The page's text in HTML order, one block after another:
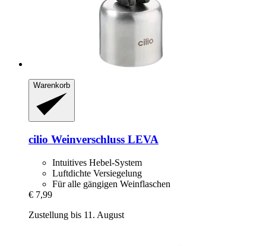
Warenkorb
cilio Weinverschluss LEVA
Intuitives Hebel-System
Luftdichte Versiegelung
Für alle gängigen Weinflaschen
€ 7,99
Zustellung bis 11. August